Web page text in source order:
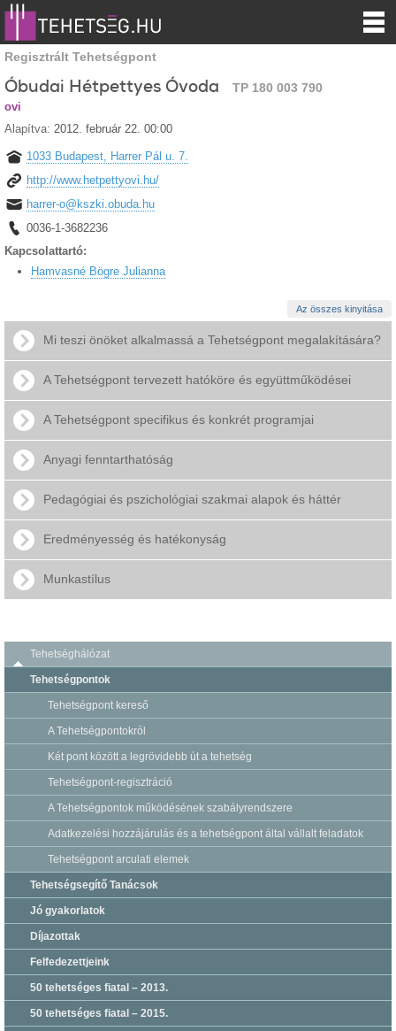
Regisztrált Tehetségpont
Óbudai Hétpettyes Óvoda TP 180 003 790
ovi
Alapítva: 2012. február 22. 00:00
1033 Budapest, Harrer Pál u. 7.
http://www.hetpettyovi.hu/
harrer-o@kszki.obuda.hu
0036-1-3682236
Kapcsolattartó:
Hamvasné Bögre Julianna
Az összes kinyitása
Mi teszi önöket alkalmassá a Tehetségpont megalakítására?
A Tehetségpont tervezett hatóköre és együttműködései
A Tehetségpont specifikus és konkrét programjai
Anyagi fenntarthatóság
Pedagógiai és pszichológiai szakmai alapok és háttér
Eredményesség és hatékonyság
Munkastílus
Tehetséghálózat
Tehetségpontok
Tehetségpont kereső
A Tehetségpontokról
Két pont között a legrövidebb út a tehetség
Tehetségpont-regisztráció
A Tehetségpontok működésének szabályrendszere
Adatkezelési hozzájárulás és a tehetségpont által vállalt feladatok
Tehetségpont arculati elemek
Tehetségsegítő Tanácsok
Jó gyakorlatok
Díjazottak
Felfedezettjeink
50 tehetséges fiatal – 2013.
50 tehetséges fiatal – 2015.